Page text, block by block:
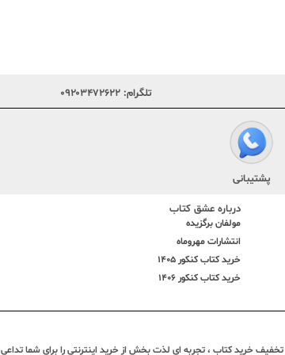
تلگرام: ۰۹۲۰۳۴۷۲۶۲۲
پشتیبانی
درباره عشق کتاب
مولفان برگزیده
انتشارات مهروماه
خرید کتاب کنکور 1405
خرید کتاب کنکور 1406
خرید کتاب ، تجربه ای لذت بخش از خرید اینترنتی را برای شما تداعی